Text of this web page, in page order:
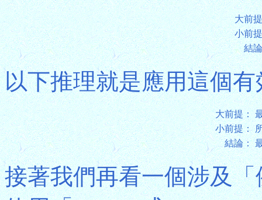
大前
小前
結
以下推理就是應用這個
大前提：
小前提：
結論：
接著我們再看一個涉及